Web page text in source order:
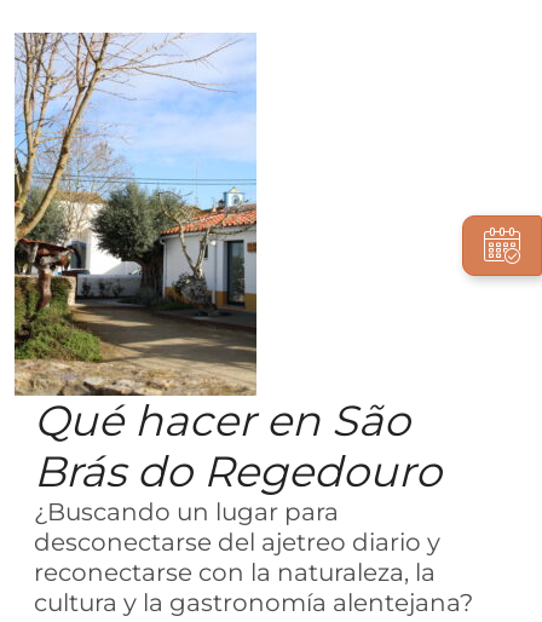
Qué hacer en São
Brás do Regedouro
¿Buscando un lugar para
desconectarse del ajetreo diario y
reconectarse con la naturaleza, la
cultura y la gastronomía alentejana?